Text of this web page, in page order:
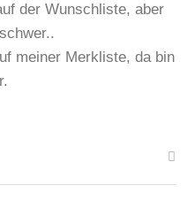
der Wunschliste, aber
meiner Merkliste, da bin